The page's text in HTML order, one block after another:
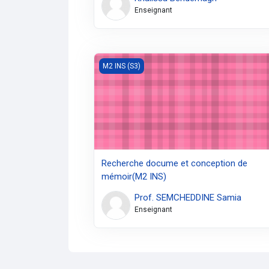
Enseignant
Recherche docume et conception de
M2 INS (S3)
Recherche docume et conception de
mémoir(M2 INS)
Prof. SEMCHEDDINE Samia
Enseignant